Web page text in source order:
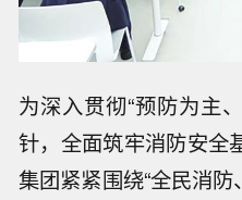
为深入贯彻“预防为主
针，全面筑牢消防安全
集团紧紧围绕“全民消